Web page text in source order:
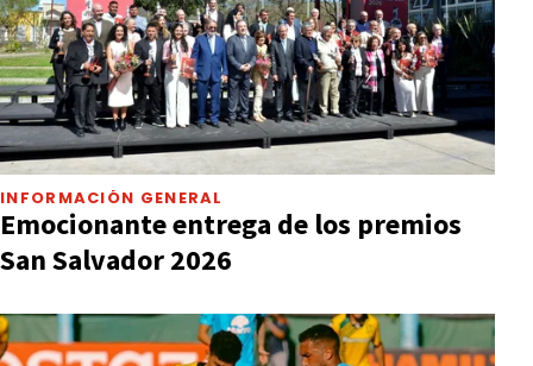
INFORMACIÓN GENERAL
Emocionante entrega de los premios
San Salvador 2026